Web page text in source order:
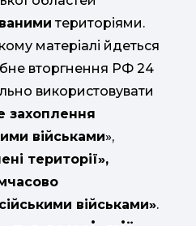
територіями.
матеріалі йдеться
вторгнення РФ 24
використовувати
захоплення
військами»,
території»,
військами».